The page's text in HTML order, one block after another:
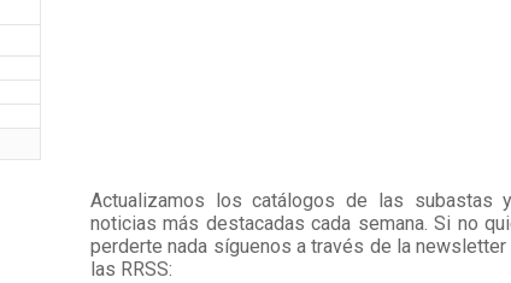
Actualizamos los catálogos de las subastas
noticias más destacadas cada semana. Si no
perderte nada síguenos a través de la newsletter
las RRSS: